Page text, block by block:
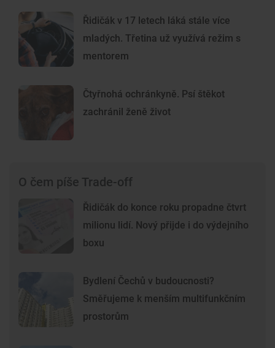
Řidičák v 17 letech láká stále více
mladých. Třetina už využívá režim s
mentorem
Čtyřnohá ochránkyně. Psí štěkot
zachránil ženě život
O čem píše Trade-off
Řidičák do konce roku propadne čtvrt
milionu lidí. Nový přijde i do výdejního
boxu
Bydlení Čechů v budoucnosti?
Směřujeme k menším multifunkčním
prostorům